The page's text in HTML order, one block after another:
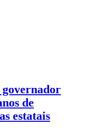
governador
de
estatais